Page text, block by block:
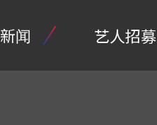
新闻 艺人招募